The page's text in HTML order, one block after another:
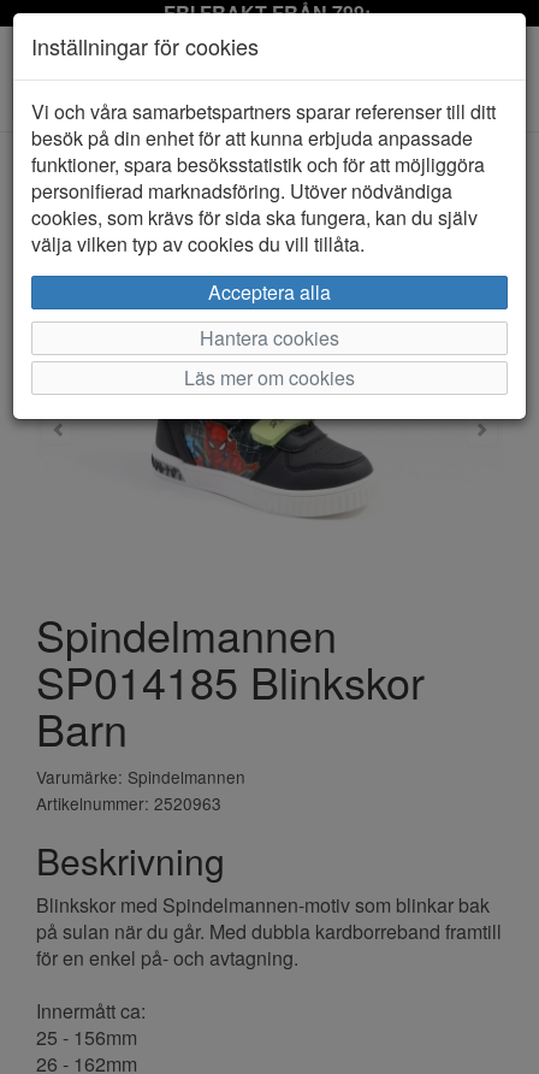
FRI FRAKT FRÅN 799:-
Toggle
navigation
HEM SPINDELMANNEN
Spindelmannen
SP014185 Blinkskor
Barn
Varumärke: Spindelmannen
Artikelnummer: 2520963
Beskrivning
Blinkskor med Spindelmannen-motiv som blinkar bak
på sulan när du går. Med dubbla kardborreband framtill
för en enkel på- och avtagning.
Innermått ca:
25 - 156mm
26 - 162mm
Inställningar för cookies
Vi och våra samarbetspartners sparar referenser till ditt
besök på din enhet för att kunna erbjuda anpassade
funktioner, spara besöksstatistik och för att möjliggöra
personifierad marknadsföring. Utöver nödvändiga
cookies, som krävs för sida ska fungera, kan du själv
välja vilken typ av cookies du vill tillåta.
Acceptera alla
Hantera cookies
Läs mer om cookies